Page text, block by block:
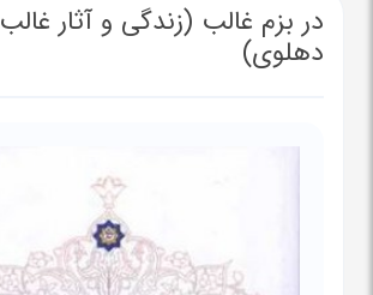
در بزم غالب (زندگی و آثار غالب
دهلوی)